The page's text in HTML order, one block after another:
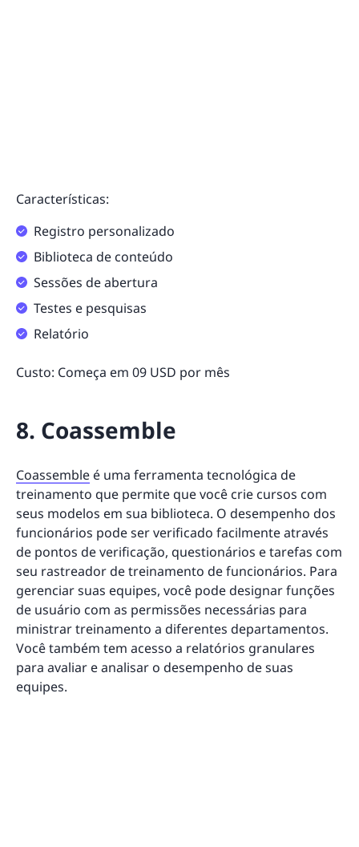
Características:
Registro personalizado
Biblioteca de conteúdo
Sessões de abertura
Testes e pesquisas
Relatório
Custo: Começa em 09 USD por mês
8. Coassemble
Coassemble é uma ferramenta tecnológica de
treinamento que permite que você crie cursos com
seus modelos em sua biblioteca. O desempenho dos
funcionários pode ser verificado facilmente através
de pontos de verificação, questionários e tarefas com
seu rastreador de treinamento de funcionários. Para
gerenciar suas equipes, você pode designar funções
de usuário com as permissões necessárias para
ministrar treinamento a diferentes departamentos.
Você também tem acesso a relatórios granulares
para avaliar e analisar o desempenho de suas
equipes.